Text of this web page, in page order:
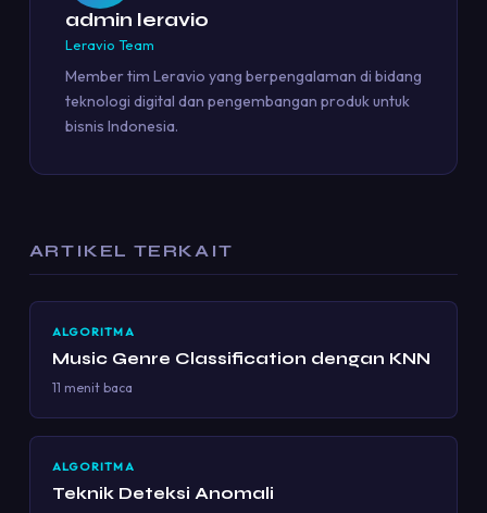
admin leravio
Leravio Team
Member tim Leravio yang berpengalaman di bidang
teknologi digital dan pengembangan produk untuk
bisnis Indonesia.
ARTIKEL TERKAIT
ALGORITMA
Music Genre Classification dengan KNN
11 menit baca
ALGORITMA
Teknik Deteksi Anomali